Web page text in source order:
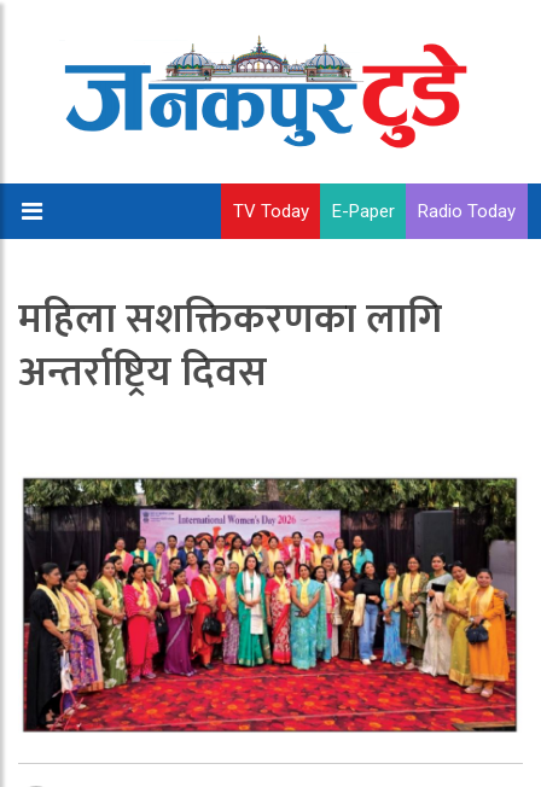
TV Today E-Paper Radio Today
महिला सशक्तिकरणका लागि
अन्तर्राष्ट्रिय दिवस